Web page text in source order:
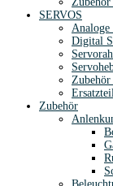
SERVOS
Analoge
Digital
Zubehör
Zubehör